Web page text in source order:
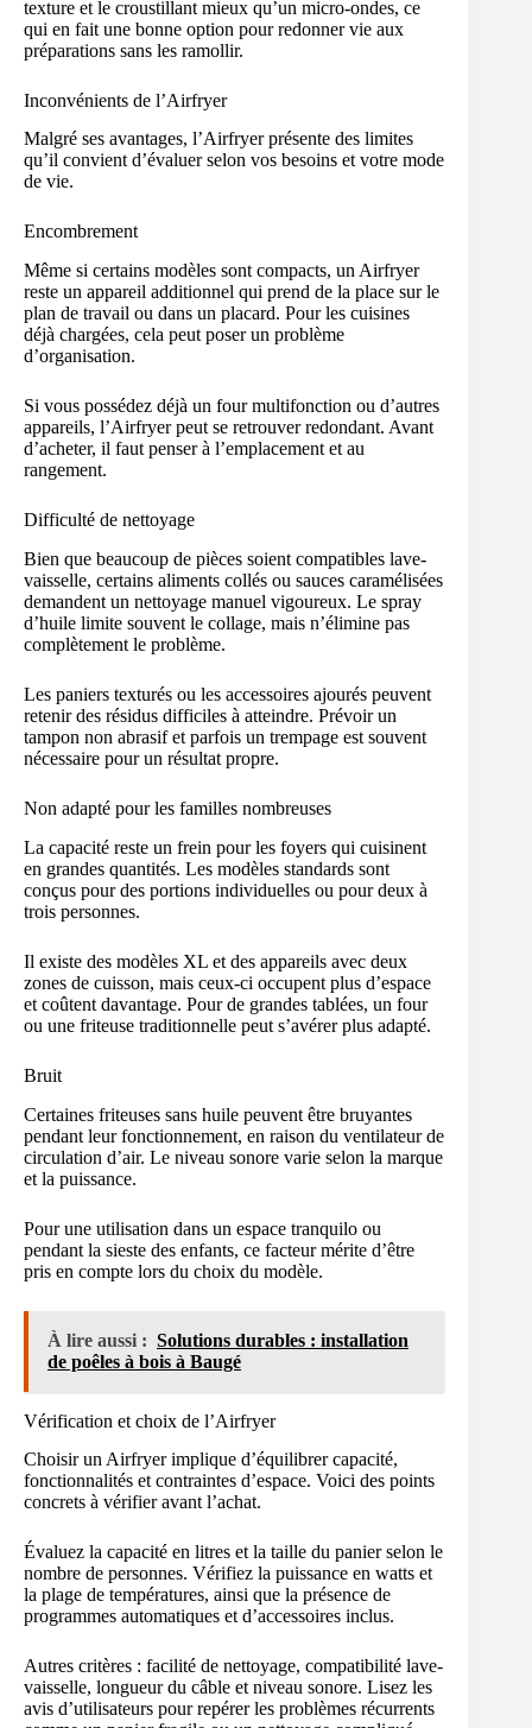
texture et le croustillant mieux qu’un micro-ondes, ce
qui en fait une bonne option pour redonner vie aux
préparations sans les ramollir.
Inconvénients de l’Airfryer
Malgré ses avantages, l’Airfryer présente des limites
qu’il convient d’évaluer selon vos besoins et votre mode
de vie.
Encombrement
Même si certains modèles sont compacts, un Airfryer
reste un appareil additionnel qui prend de la place sur le
plan de travail ou dans un placard. Pour les cuisines
déjà chargées, cela peut poser un problème
d’organisation.
Si vous possédez déjà un four multifonction ou d’autres
appareils, l’Airfryer peut se retrouver redondant. Avant
d’acheter, il faut penser à l’emplacement et au
rangement.
Difficulté de nettoyage
Bien que beaucoup de pièces soient compatibles lave-
vaisselle, certains aliments collés ou sauces caramélisées
demandent un nettoyage manuel vigoureux. Le spray
d’huile limite souvent le collage, mais n’élimine pas
complètement le problème.
Les paniers texturés ou les accessoires ajourés peuvent
retenir des résidus difficiles à atteindre. Prévoir un
tampon non abrasif et parfois un trempage est souvent
nécessaire pour un résultat propre.
Non adapté pour les familles nombreuses
La capacité reste un frein pour les foyers qui cuisinent
en grandes quantités. Les modèles standards sont
conçus pour des portions individuelles ou pour deux à
trois personnes.
Il existe des modèles XL et des appareils avec deux
zones de cuisson, mais ceux-ci occupent plus d’espace
et coûtent davantage. Pour de grandes tablées, un four
ou une friteuse traditionnelle peut s’avérer plus adapté.
Bruit
Certaines friteuses sans huile peuvent être bruyantes
pendant leur fonctionnement, en raison du ventilateur de
circulation d’air. Le niveau sonore varie selon la marque
et la puissance.
Pour une utilisation dans un espace tranquilo ou
pendant la sieste des enfants, ce facteur mérite d’être
pris en compte lors du choix du modèle.
À lire aussi : Solutions durables : installation
de poêles à bois à Baugé
Vérification et choix de l’Airfryer
Choisir un Airfryer implique d’équilibrer capacité,
fonctionnalités et contraintes d’espace. Voici des points
concrets à vérifier avant l’achat.
Évaluez la capacité en litres et la taille du panier selon le
nombre de personnes. Vérifiez la puissance en watts et
la plage de températures, ainsi que la présence de
programmes automatiques et d’accessoires inclus.
Autres critères : facilité de nettoyage, compatibilité lave-
vaisselle, longueur du câble et niveau sonore. Lisez les
avis d’utilisateurs pour repérer les problèmes récurrents